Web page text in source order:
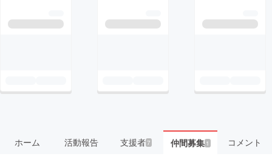
ホーム 活動報告 支援者7 仲間募集 1 コメント